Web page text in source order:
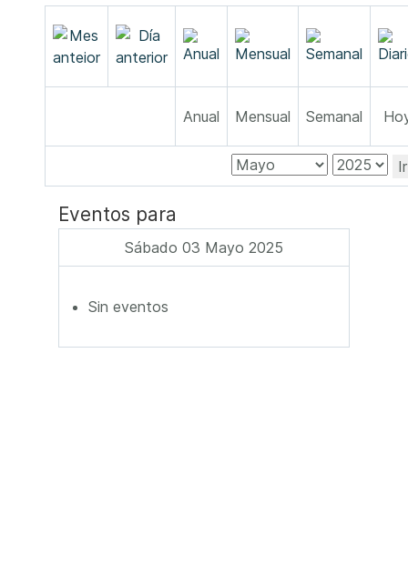
Anual Mensual Semanal
Eventos para
Sábado 03 Mayo 2025
Sin eventos